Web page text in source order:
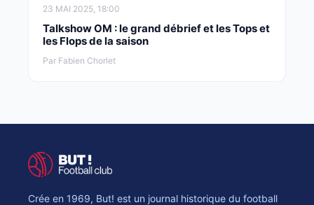
23 MAI 2025, 18:00
Talkshow OM : le grand débrief et les Tops et
les Flops de la saison
Par Fabien Chorlet
Crée en 1969, But! est un journal historique du football